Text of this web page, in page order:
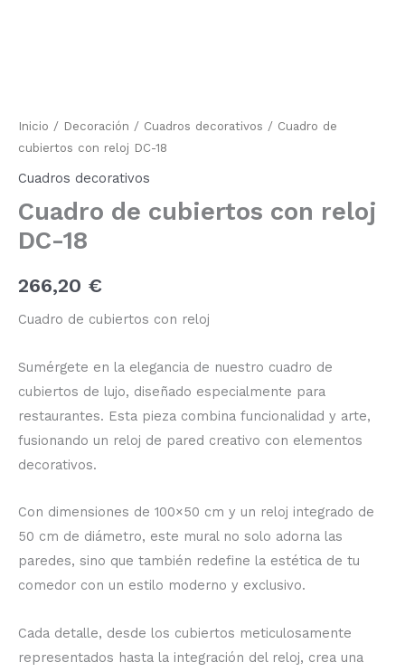
Inicio / Decoración / Cuadros decorativos / Cuadro de
cubiertos con reloj DC-18
Cuadros decorativos
Cuadro de cubiertos con reloj
DC-18
266,20 €
Cuadro de cubiertos con reloj
Sumérgete en la elegancia de nuestro cuadro de
cubiertos de lujo, diseñado especialmente para
restaurantes. Esta pieza combina funcionalidad y arte,
fusionando un reloj de pared creativo con elementos
decorativos.
Con dimensiones de 100×50 cm y un reloj integrado de
50 cm de diámetro, este mural no solo adorna las
paredes, sino que también redefine la estética de tu
comedor con un estilo moderno y exclusivo.
Cada detalle, desde los cubiertos meticulosamente
representados hasta la integración del reloj, crea una
cantidad